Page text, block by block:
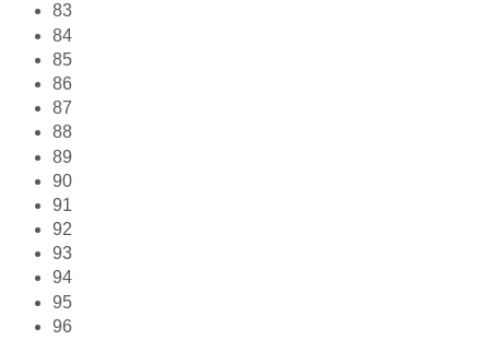
83
84
85
86
87
88
89
90
91
92
93
94
95
96